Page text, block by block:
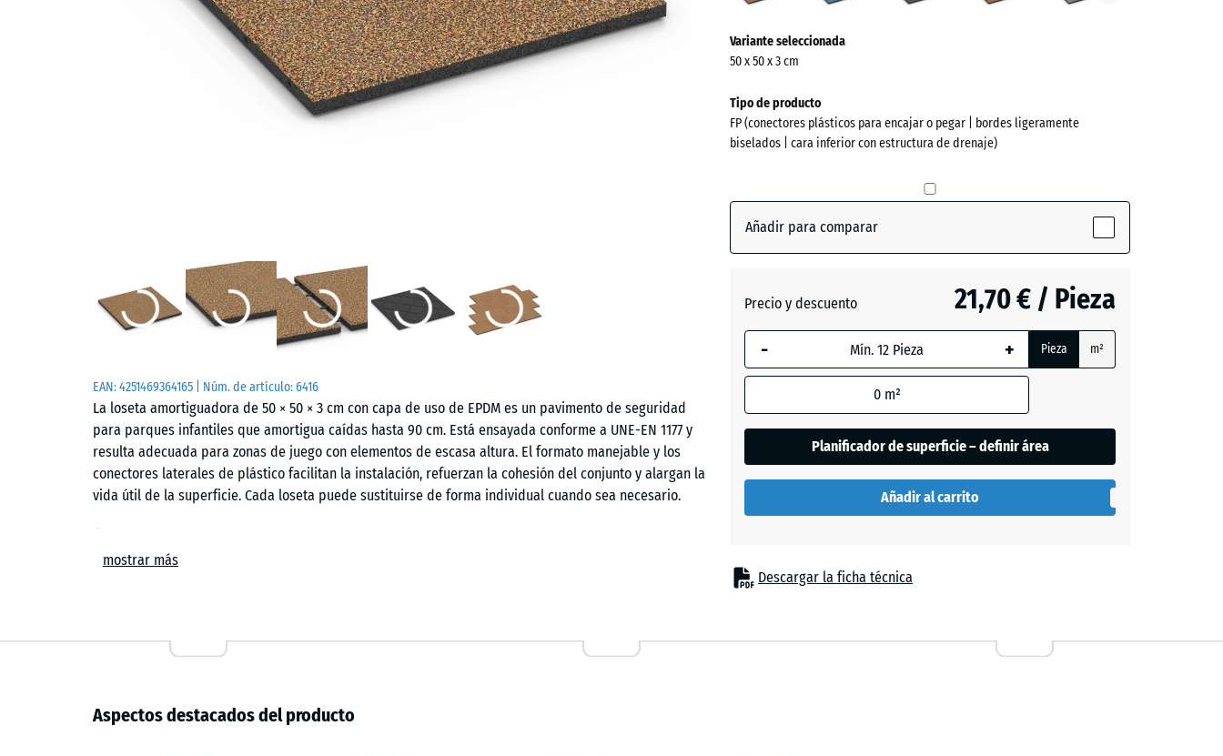
EAN:4251469364165 | Núm. de artículo:6416
La loseta amortiguadora de 50 × 50 × 3 cm con capa de uso de EPDM es un pavimento de seguridad
para parques infantiles que amortigua caídas hasta 90 cm. Está ensayada conforme a UNE-EN 1177 y
resulta adecuada para zonas de juego con elementos de escasa altura. El formato manejable y los
conectores laterales de plástico facilitan la instalación, refuerzan la cohesión del conjunto y alargan la
vida útil de la superficie. Cada loseta puede sustituirse de forma individual cuando sea necesario.
escolares y jardines particulares. También se utiliza en áreas de terapia, rehabilitación y cuidados,
Composición y estructura
mostrar más
información
sobre
los
colores?
Mostrar
Terracota(active)
inglés
Etna
Variante seleccionada
50 x 50 x 3 cm
Tipo de producto
FP (conectores plásticos para encajar o pegar | bordes ligeramente
biselados | cara inferior con estructura de drenaje)
Añadir para comparar
Precio y descuento 21,70 € / Pieza
- + Pieza m²
0 m²
Planificador de superficie – definir área
Añadir al carrito
Descargar la ficha técnica
Aspectos destacados del producto